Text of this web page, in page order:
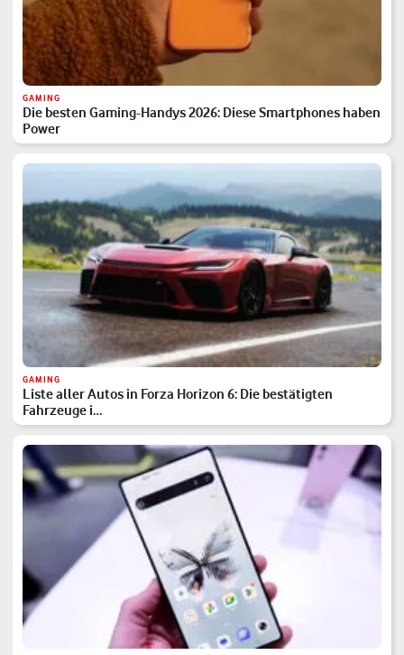
GAMING
Die besten Gaming-Handys 2026: Diese Smartphones haben
Power
GAMING
Liste aller Autos in Forza Horizon 6: Die bestätigten
Fahrzeuge i…